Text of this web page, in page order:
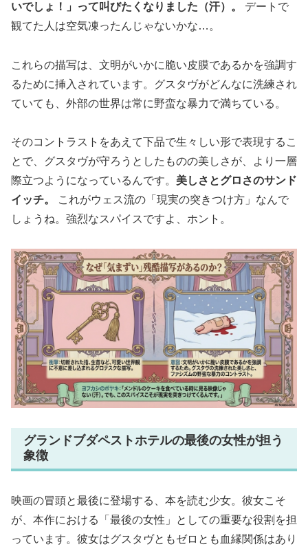
いでしょ！」って叫びたくなりました（汗）。
デートで
観てた人は空気凍ったんじゃないかな…。
これらの描写は、文明がいかに脆い皮膜であるかを強調す
るために挿入されています。 グスタヴがどんなに洗練され
ていても、外部の世界は常に野蛮な暴力で満ちている。
そのコントラストをあえて下品で生々しい形で表現するこ
とで、グスタヴが守ろうとしたものの美しさが、より一層
際立つようになっているんです。 美しさとグロさのサンド
イッチ。
これがウェス流の「現実の突きつけ方」なんで
しょうね。強烈なスパイスですよ、ホント。
グランドブダペストホテルの最後の女性が担う
象徴
映画の冒頭と最後に登場する、本を読む少女。彼女こそ
が、本作における「最後の女性」としての重要な役割を担
っています。彼女はグスタヴともゼロとも血縁関係はあり